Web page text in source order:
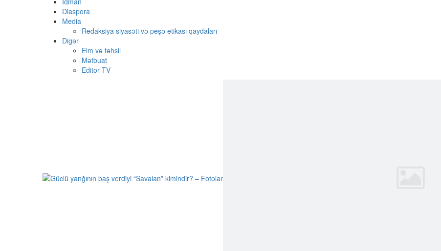
Diaspora
Media
Redaksiya siyasəti və peşə etikası qaydaları
Digər
Elm və təhsil
Mətbuat
Editor TV